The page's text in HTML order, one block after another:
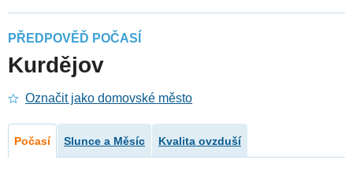
PŘEDPOVĚĎ POČASÍ
Kurdějov
Označit jako domovské město
Počasí Slunce a Měsíc Kvalita ovzduší